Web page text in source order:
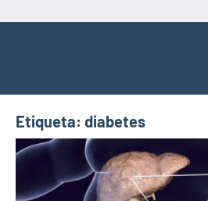
Etiqueta: diabetes